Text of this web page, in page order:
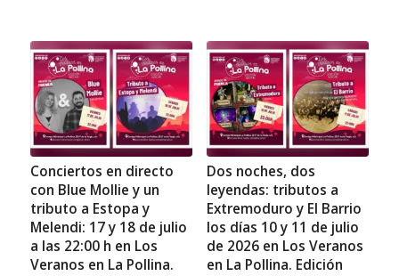
Conciertos en directo
con Blue Mollie y un
tributo a Estopa y
Melendi: 17 y 18 de julio
a las 22:00 h en Los
Veranos en La Pollina.
Dos noches, dos
leyendas: tributos a
Extremoduro y El Barrio
los días 10 y 11 de julio
de 2026 en Los Veranos
en La Pollina. Edición